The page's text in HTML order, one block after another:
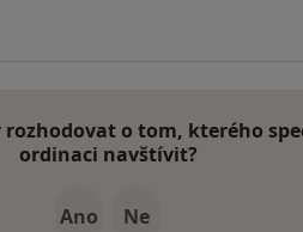
o tom, kterého
ordinaci navštívit?
Ano Ne